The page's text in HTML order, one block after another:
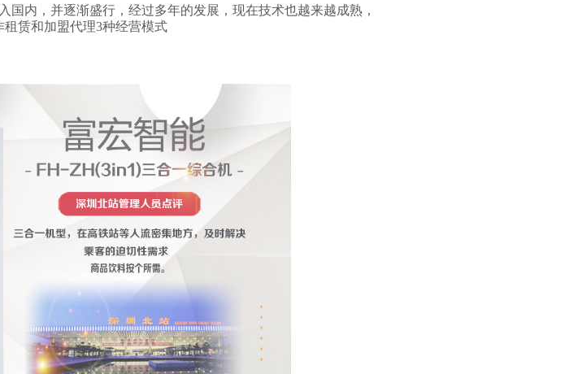
国内，并逐渐盛行，经过多年的发展， 现在技术也越来越成熟 ，
租赁和加盟代理3种经营模式